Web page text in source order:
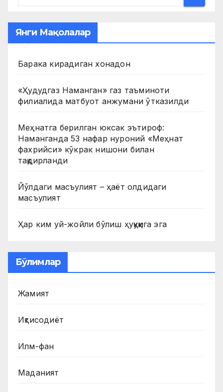
Янги Мақолалар
Барака кирадиган хонадон
«Ҳудудгаз Наманган» газ таъминоти
филиалида матбуот анжумани ўтказилди
Меҳнатга берилган юксак эътироф:
Наманганда 53 нафар нуроний «Меҳнат
фахрийси» кўкрак нишони билан
тақдирланди
Йўлдаги масъулият – ҳаёт олдидаги
масъулият
Ҳар ким уй-жойли бўлиш ҳуқуқига эга
Бўлимлар
Жамият
Иқтисодиёт
Илм-фан
Маданият